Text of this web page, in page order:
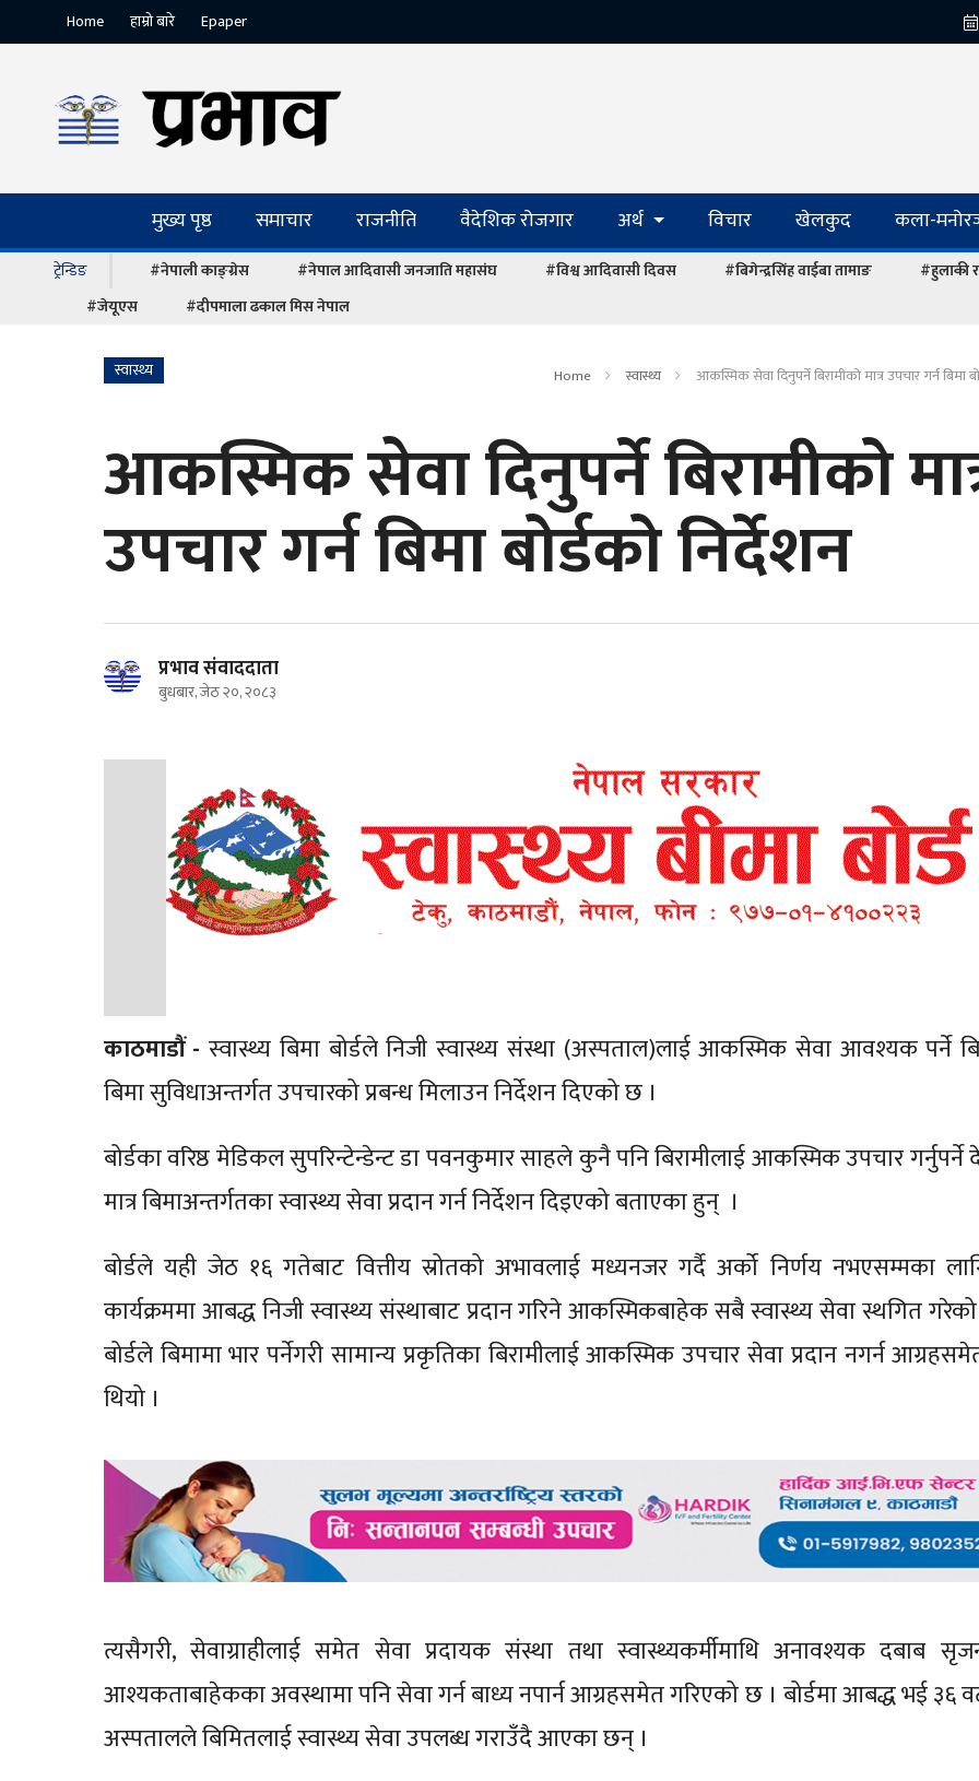
Home हाम्रो बारे Epaper
मुख्य पृष्ठ समाचार राजनीति वैदेशिक रोजगार अर्थ विचार खेलकुद कला-
ट्रेन्डिङ #नेपाली काङ्ग्रेस #नेपाल आदिवासी जनजाति महासंघ #विश्व आदिवासी दिवस #बिगेन्द्रसिंह वाईबा तामाङ
#हुलाकी
#जेयूएस
#दीपमाला ढकाल मिस नेपाल
स्वास्थ्य Home स्वास्थ्य आकस्मिक सेवा दिनुपर्ने बिरामीको मात्र उपचार गर्न बिमा
आकस्मिक सेवा दिनुपर्ने बिरामीको
उपचार गर्न बिमा बोर्डको निर्देशन
प्रभाव संवाददाता
बुधबार, जेठ २०, २०८३
काठमाडौं - स्वास्थ्य बिमा बोर्डले निजी स्वास्थ्य संस्था (अस्पताल)लाई आकस्मिक सेवा आवश्यक पर्ने
बिमा सुविधाअन्तर्गत उपचारको प्रबन्ध मिलाउन निर्देशन दिएको छ ।
बोर्डका वरिष्ठ मेडिकल सुपरिन्टेन्डेन्ट डा पवनकुमार साहले कुनै पनि बिरामीलाई आकस्मिक उपचार गर्नुपर्ने
मात्र बिमाअन्तर्गतका स्वास्थ्य सेवा प्रदान गर्न निर्देशन दिइएको बताएका हुन् ।
बोर्डले यही जेठ १६ गतेबाट वित्तीय स्रोतको अभावलाई मध्यनजर गर्दै अर्को निर्णय नभएसम्मका
कार्यक्रममा आबद्ध निजी स्वास्थ्य संस्थाबाट प्रदान गरिने आकस्मिकबाहेक सबै स्वास्थ्य सेवा स्थगित
बोर्डले बिमामा भार पर्नेगरी सामान्य प्रकृतिका बिरामीलाई आकस्मिक उपचार सेवा प्रदान नगर्न
थियो ।
त्यसैगरी, सेवाग्राहीलाई समेत सेवा प्रदायक संस्था तथा स्वास्थ्यकर्मीमाथि अनावश्यक दबाब
आश्यकताबाहेकका अवस्थामा पनि सेवा गर्न बाध्य नपार्न आग्रहसमेत गरिएको छ । बोर्डमा आबद्ध भई ३६
अस्पतालले बिमितलाई स्वास्थ्य सेवा उपलब्ध गराउँदै आएका छन् ।